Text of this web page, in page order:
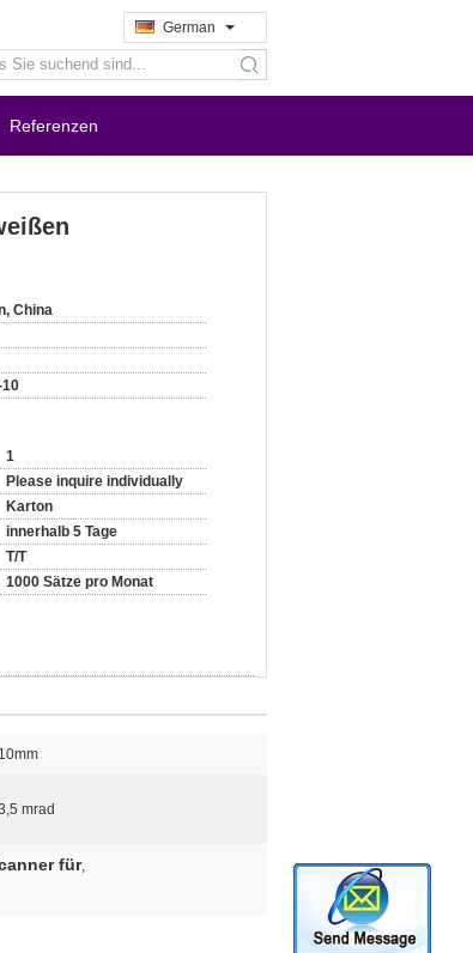
German
search
Referenzen
China
10
1
Please inquire individually
Karton
innerhalb 5 Tage
T/T
1000 Sätze pro Monat
10mm
mrad
für,